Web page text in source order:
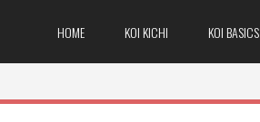
HOME KOI KICHI KOI BASICS